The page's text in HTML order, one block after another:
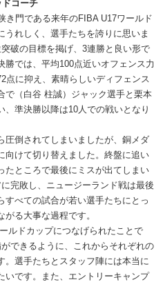
コーチ
き門である来年のFIBA U17ワールド
れしく、選手たちを誇りに思いま
破の目標を掲げ、3連勝と良い形で
では、平均100点近いオフェンス力
点に抑え、素晴らしいディフェンス
で（白谷 柱誠）ジャック選手と栗本
、準決勝以降は10人での戦いとなり
圧倒されてしまいましたが、銅メダ
向けて切り替えました。終盤に追い
たところで最後にミスが出てしまい
完敗し、ニュージーランド戦は最後
べての試合が若い選手たちにとっ
る大事な過程です。
ルドカップにつなげられたことで
できるように、これからそれぞれの
。選手たちとスタッフ陣には本当に
いです。また、エントリーキャンプ